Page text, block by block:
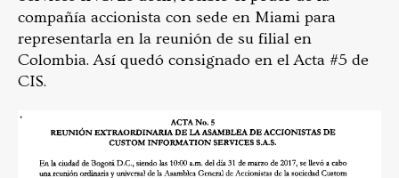
compañía accionista con sede en Miami para
representarla en la reunión de su filial en
Colombia. Así quedó consignado en el Acta #5 de
CIS.